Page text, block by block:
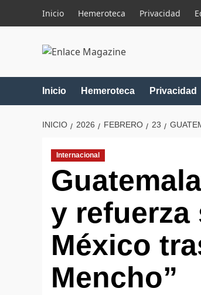
Inicio Hemeroteca Privacidad
Inicio Hemeroteca Privacidad
INICIO 2026 FEBRERO 23
Internacional
y
México
Mencho”